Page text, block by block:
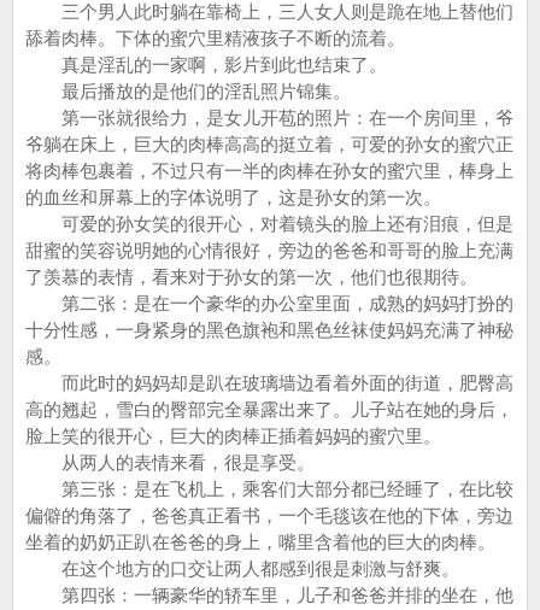
三个男人此时躺在靠椅上，三人女人则是跪在地上替他们
舔着肉棒。下体的蜜穴里精液孩子不断的流着。
真是淫乱的一家啊，影片到此也结束了。
最后播放的是他们的淫乱照片锦集。
第一张就很给力，是女儿开苞的照片：在一个房间里，爷
爷躺在床上，巨大的肉棒高高的挺立着，可爱的孙女的蜜穴正
将肉棒包裹着，不过只有一半的肉棒在孙女的蜜穴里，棒身上
的血丝和屏幕上的字体说明了，这是孙女的第一次。
可爱的孙女笑的很开心，对着镜头的脸上还有泪痕，但是
甜蜜的笑容说明她的心情很好，旁边的爸爸和哥哥的脸上充满
了羡慕的表情，看来对于孙女的第一次，他们也很期待。
第二张：是在一个豪华的办公室里面，成熟的妈妈打扮的
十分性感，一身紧身的黑色旗袍和黑色丝袜使妈妈充满了神秘
感。
而此时的妈妈却是趴在玻璃墙边看着外面的街道，肥臀高
高的翘起，雪白的臀部完全暴露出来了。儿子站在她的身后，
脸上笑的很开心，巨大的肉棒正插着妈妈的蜜穴里。
从两人的表情来看，很是享受。
第三张：是在飞机上，乘客们大部分都已经睡了，在比较
偏僻的角落了，爸爸真正看书，一个毛毯该在他的下体，旁边
坐着的奶奶正趴在爸爸的身上，嘴里含着他的巨大的肉棒。
在这个地方的口交让两人都感到很是刺激与舒爽。
第四张：一辆豪华的轿车里，儿子和爸爸并排的坐在，他